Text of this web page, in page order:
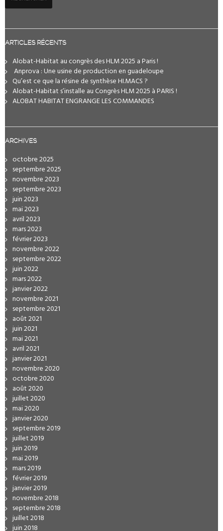
ARTICLES RÉCENTS
Alobat-Habitat au congrès des HLM 2025 a Paris !
️ Anprova : Une usine de production en guadeloupe
Qu’est ce que la résine de synthèse HI.MACS ?
Alobat-Habitat s’installe au Congrès HLM 2025 à PARIS !
ALOBAT HABITAT ENGRANGE LES COMMANDES
ARCHIVES
octobre 2025
septembre 2025
novembre 2023
septembre 2023
juin 2023
mai 2023
avril 2023
mars 2023
février 2023
novembre 2022
septembre 2022
juin 2022
mars 2022
janvier 2022
novembre 2021
septembre 2021
août 2021
juin 2021
mai 2021
avril 2021
janvier 2021
novembre 2020
octobre 2020
août 2020
juillet 2020
mai 2020
janvier 2020
septembre 2019
juillet 2019
juin 2019
mai 2019
mars 2019
février 2019
janvier 2019
novembre 2018
septembre 2018
juillet 2018
juin 2018